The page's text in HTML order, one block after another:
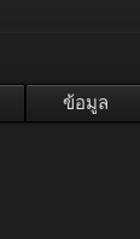
ข้อมูล